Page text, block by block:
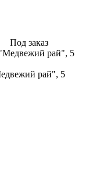
Под заказ
рай", 5